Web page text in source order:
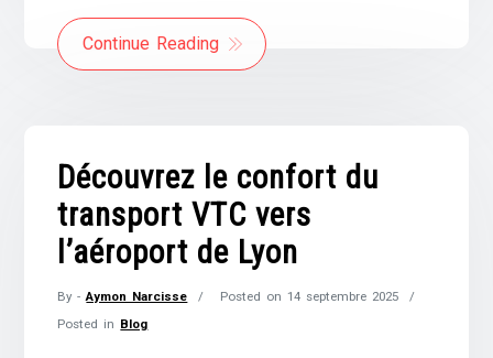
Continue Reading
Découvrez le confort du
transport VTC vers
l’aéroport de Lyon
By -Aymon Narcisse Posted on14 septembre 2025
Posted in Blog